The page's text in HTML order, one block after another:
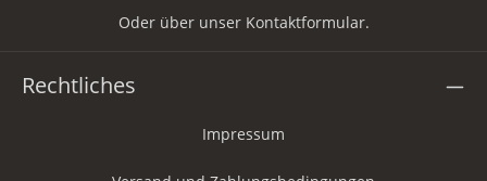
Oder über unser Kontaktformular.
Rechtliches
Impressum